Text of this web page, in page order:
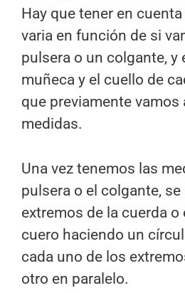
Hay que tener en
varia en función de si
pulsera o un colgante, y
muñeca y el cuello de
que previamente vamos
medidas.
Una vez tenemos las
pulsera o el colgante,
extremos de la cuerda o
cuero haciendo un
cada uno de los
otro en paralelo.